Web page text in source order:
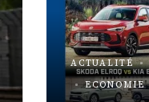
ACTUALITÉ
ECONOMIE